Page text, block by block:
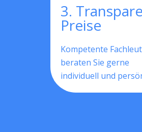
3.
Preise
Kompetente
beraten Sie gerne
individuell und